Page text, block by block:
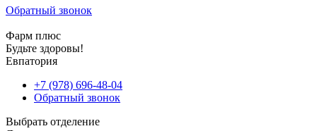
Обратный звонок
Фарм плюс
Будьте здоровы!
Евпатория
+7 (978) 696-48-04
Обратный звонок
Выбрать отделение